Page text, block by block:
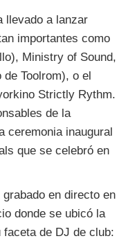
llevado a lanzar
importantes como
Ministry of Sound,
Toolrom), o el
Strictly Rythm.
de la
ceremonia inaugural
que se celebró en
en directo en
donde se ubicó la
de DJ de club: